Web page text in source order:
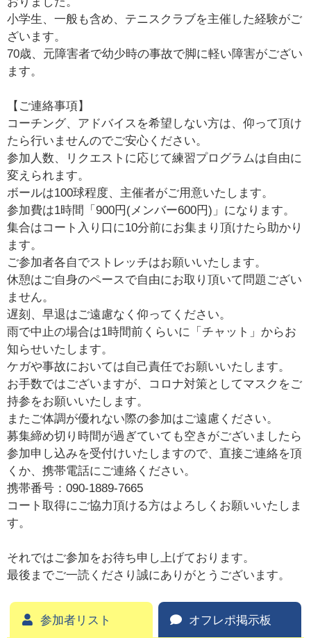
小学生、一般も含め、テニスクラブを主催した経験がご
ざいます。
70歳、元障害者で幼少時の事故で脚に軽い障害がござい
ます。
【ご連絡事項】
コーチング、アドバイスを希望しない方は、仰って頂け
たら行いませんのでご安心ください。
参加人数、リクエストに応じて練習プログラムは自由に
変えられます。
ボールは100球程度、主催者がご用意いたします。
参加費は1時間「900円(メンバー600円)」になります。
集合はコート入り口に10分前にお集まり頂けたら助かり
ます。
ご参加者各自でストレッチはお願いいたします。
休憩はご自身のペースで自由にお取り頂いて問題ござい
ません。
遅刻、早退はご遠慮なく仰ってください。
雨で中止の場合は1時間前くらいに「チャット」からお
知らせいたします。
ケガや事故においては自己責任でお願いいたします。
お手数ではございますが、コロナ対策としてマスクをご
持参をお願いいたします。
またご体調が優れない際の参加はご遠慮ください。
募集締め切り時間が過ぎていても空きがございましたら
参加申し込みを受付けいたしますので、直接ご連絡を頂
くか、携帯電話にご連絡ください。
携帯番号：090-1889-7665
コート取得にご協力頂ける方はよろしくお願いいたしま
す。
それではご参加をお待ち申し上げております。
最後までご一読くださり誠にありがとうございます。
参加者リスト オフレポ掲示板